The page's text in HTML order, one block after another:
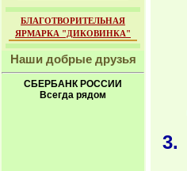
БЛАГОТВОРИТЕЛЬНАЯ
ЯРМАРКА "ДИКОВИНКА"
Наши добрые друзья
СБЕРБАНК РОССИИ
Всегда рядом